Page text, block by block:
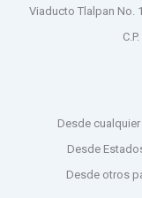
Viaducto Tlalpan No.
Desde
Desde
Desde otros